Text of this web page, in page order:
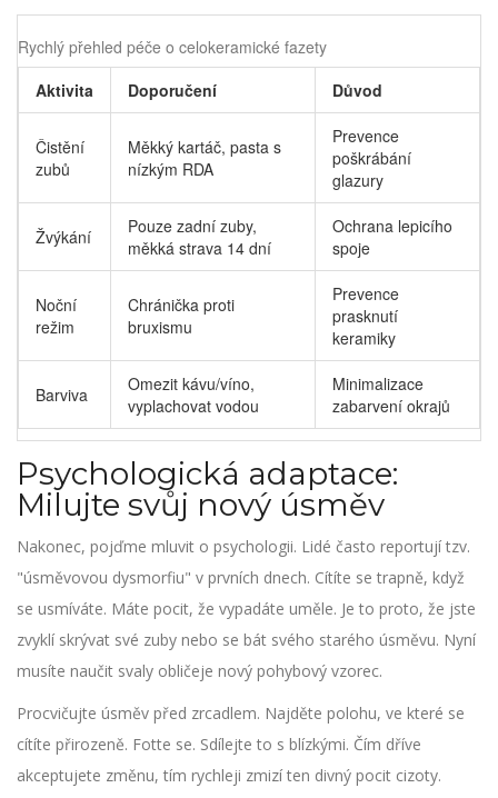
Rychlý přehled péče o celokeramické fazety
Aktivita
Doporučení Důvod
Čistění
zubů
Měkký kartáč, pasta s
nízkým RDA
Prevence
poškrábání
glazury
Žvýkání
Pouze zadní zuby,
měkká strava 14 dní
Ochrana lepicího
spoje
Noční
režim
Chránička proti
bruxismu
Prevence
prasknutí
keramiky
Barviva
Omezit kávu/víno,
vyplachovat vodou
Minimalizace
zabarvení okrajů
Psychologická adaptace:
Milujte svůj nový úsměv
Nakonec, pojďme mluvit o psychologii. Lidé často reportují tzv.
"úsměvovou dysmorfiu" v prvních dnech. Cítíte se trapně, když
se usmíváte. Máte pocit, že vypadáte uměle. Je to proto, že jste
zvyklí skrývat své zuby nebo se bát svého starého úsměvu. Nyní
musíte naučit svaly obličeje nový pohybový vzorec.
Procvičujte úsměv před zrcadlem. Najděte polohu, ve které se
cítíte přirozeně. Fotte se. Sdílejte to s blízkými. Čím dříve
akceptujete změnu, tím rychleji zmizí ten divný pocit cizoty.